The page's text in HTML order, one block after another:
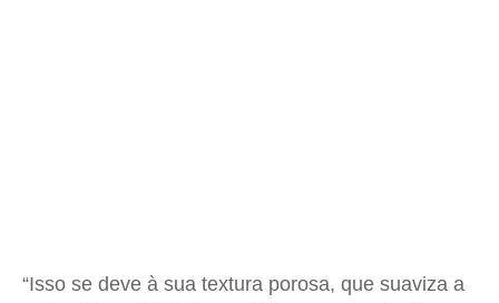
“Isso se deve à sua textura porosa, que suaviza a